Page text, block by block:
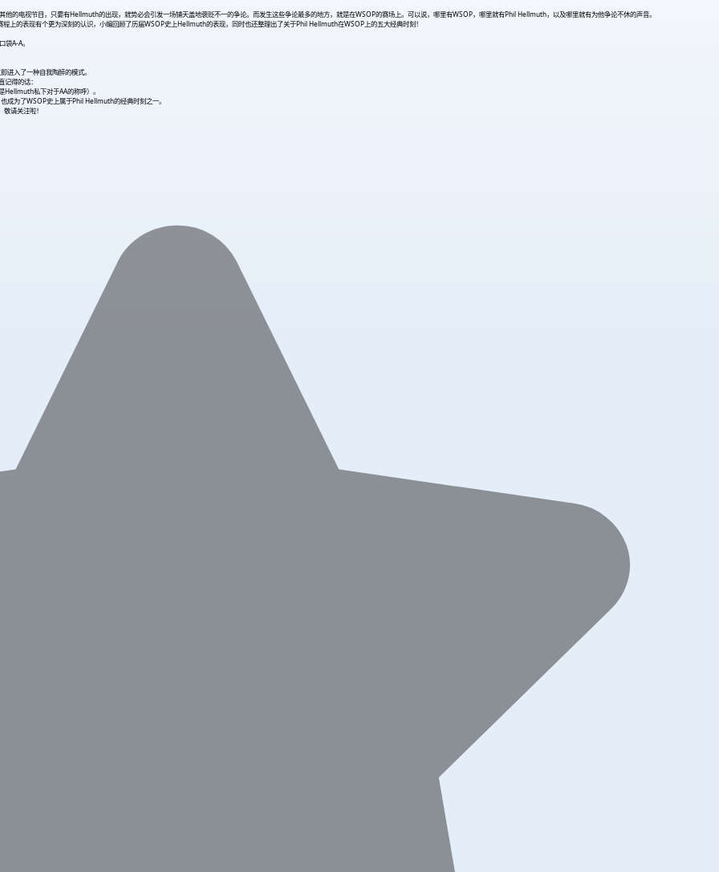
的电视节目，只要有Hellmuth的出现，就势必会引发一场铺天盖地褒贬不一的争论。而发生这些争论最多的地方，就是在WSOP的赛场上。可以说，哪里有WSOP，哪里就有Phil Hellmuth，以及哪里就有为他争论不休的声音。
的表现有个更为深刻的认识，小编回顾了历届WSOP史上Hellmuth的表现，同时也还整理出了关于Phil Hellmuth在WSOP上的五大经典时刻！
A-A。
入了一种自我陶醉的模式。
得的话：
Hellmuth私下对于AA的称呼）。
成为了WSOP史上属于Phil Hellmuth的经典时刻之一。
请关注啦！